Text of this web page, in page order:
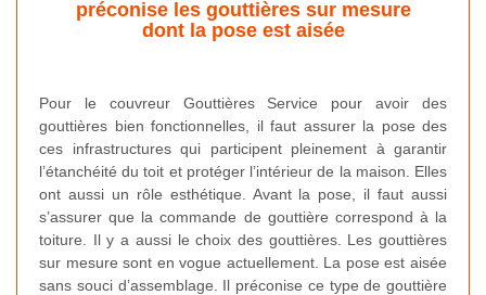
préconise les gouttières sur mesure
dont la pose est aisée
Pour le couvreur Gouttières Service pour avoir des
gouttières bien fonctionnelles, il faut assurer la pose des
ces infrastructures qui participent pleinement à garantir
l’étanchéité du toit et protéger l’intérieur de la maison. Elles
ont aussi un rôle esthétique. Avant la pose, il faut aussi
s’assurer que la commande de gouttière correspond à la
toiture. Il y a aussi le choix des gouttières. Les gouttières
sur mesure sont en vogue actuellement. La pose est aisée
sans souci d’assemblage. Il préconise ce type de gouttière